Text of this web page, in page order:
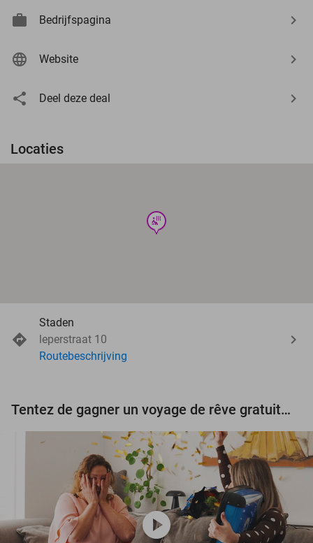
Bedrijfspagina
Website
Deel deze deal
Locaties
wellness
Staden
leperstraat 10
Routebeschrijving
Tentez de gagner un voyage de rêve gratuit d'une valeur de 3.000 € !
play_circle